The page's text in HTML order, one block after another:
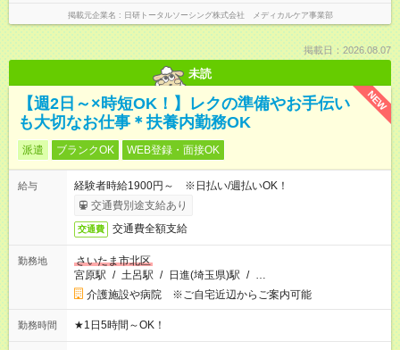
掲載元企業名 日研トータルソーシング株式会社 メディカルケア事業部
掲載日：2026.08.07
未読
NEW
【週2日～×時短OK！】レクの準備やお手伝い
も大切なお仕事＊扶養内勤務OK
派遣 ブランクOK WEB登録・面接OK
給与
経験者時給1900円～ ※日払い/週払いOK！
交通費別途支給あり
交通費 交通費全額支給
勤務地
さいたま市北区
宮原駅 / 土呂駅 / 日進(埼玉県)駅 / …
介護施設や病院 ※ご自宅近辺からご案内可能
勤務時間 ★1日5時間～OK！